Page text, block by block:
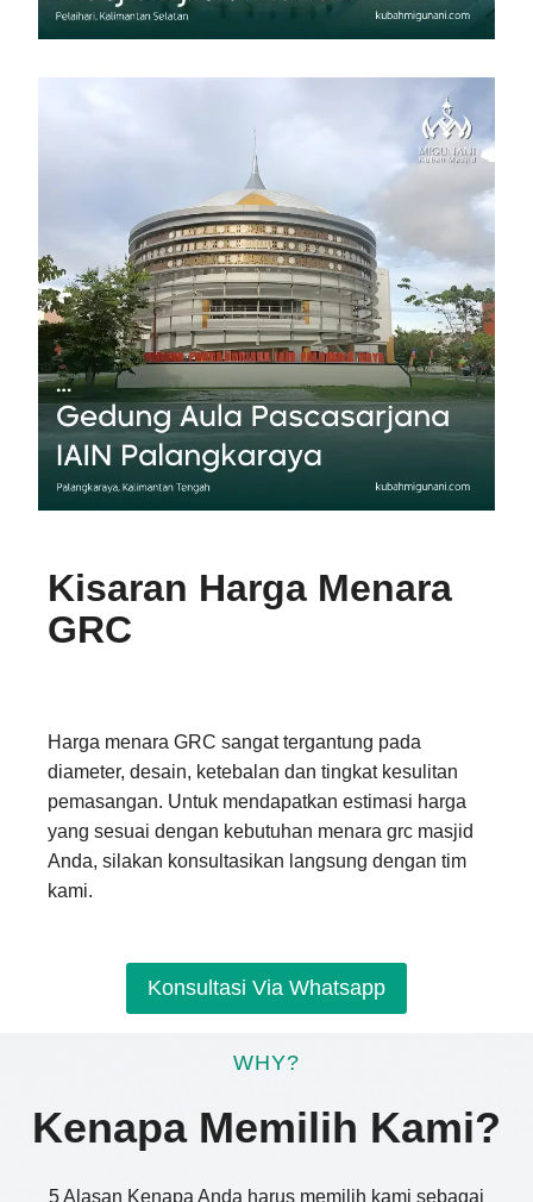
Kisaran Harga Menara
GRC
Harga menara GRC sangat tergantung pada
diameter, desain, ketebalan dan tingkat kesulitan
pemasangan. Untuk mendapatkan estimasi harga
yang sesuai dengan kebutuhan menara grc masjid
Anda, silakan konsultasikan langsung dengan tim
kami.
Konsultasi Via Whatsapp
WHY?
Kenapa Memilih Kami?
5 Alasan Kenapa Anda harus memilih kami sebagai